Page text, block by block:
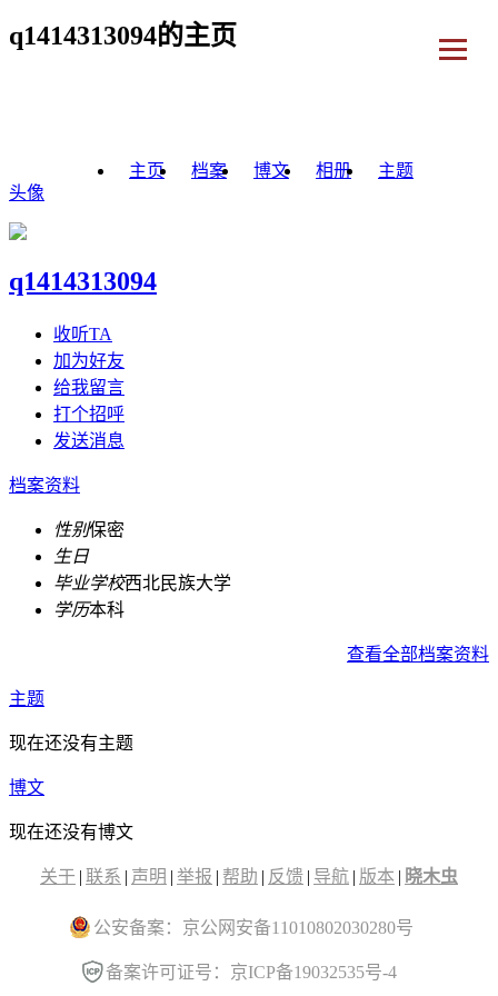
q1414313094的主页
主页 档案 博文 相册
主题
头像
q1414313094
收听TA
加为好友
给我留言
打个招呼
发送消息
档案资料
性别保密
生日
毕业学校西北民族大学
学历本科
查看全部档案资料
主题
现在还没有主题
博文
现在还没有博文
关于 | 联系 | 声明 | 举报 | 帮助 | 反馈 | 导航 | 版本 | 晓木虫
公安备案：京公网安备11010802030280号
备案许可证号：京ICP备19032535号-4